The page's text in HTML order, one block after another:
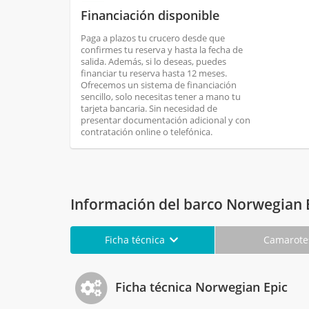
Financiación disponible
Paga a plazos tu crucero desde que
confirmes tu reserva y hasta la fecha de
salida. Además, si lo deseas, puedes
financiar tu reserva hasta 12 meses.
Ofrecemos un sistema de financiación
sencillo, solo necesitas tener a mano tu
tarjeta bancaria. Sin necesidad de
presentar documentación adicional y con
contratación online o telefónica.
Información del barco Norwegian
Ficha técnica
Ficha técnica Norwegian Epic